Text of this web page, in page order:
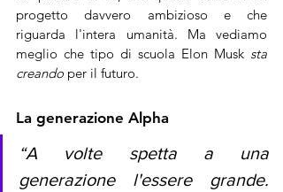
progetto davvero ambizioso e che
riguarda l'intera umanità. Ma vediamo
meglio che tipo di scuola Elon Musk sta
creando per il futuro.
La generazione Alpha
“A volte spetta a una
generazione l'essere grande.